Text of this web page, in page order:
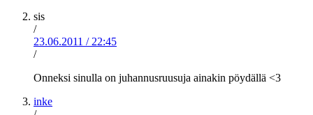
sis
/
23.06.2011 / 22:45
/
Onneksi sinulla on juhannusruusuja ainakin pöydällä <3
inke